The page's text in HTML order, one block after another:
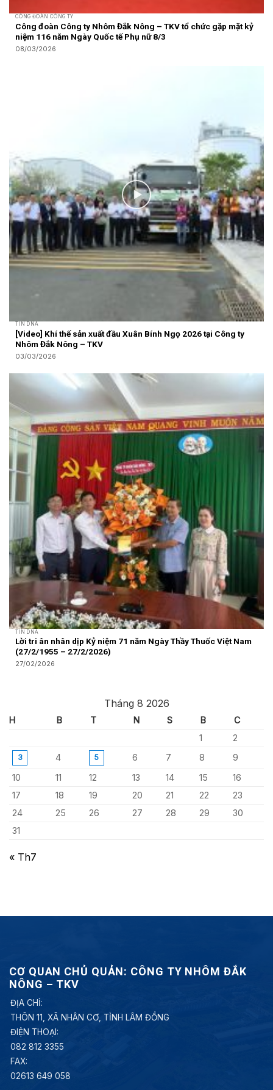
CÔNG ĐOÀN CÔNG TY
Công đoàn Công ty Nhôm Đắk Nông – TKV tổ chức gặp mặt kỷ
niệm 116 năm Ngày Quốc tế Phụ nữ 8/3
08/03/2026
TIN DNA
[Video] Khí thế sản xuất đầu Xuân Bính Ngọ 2026 tại Công ty
Nhôm Đắk Nông – TKV
03/03/2026
TIN DNA
Lời tri ân nhân dịp Kỷ niệm 71 năm Ngày Thầy Thuốc Việt Nam
(27/2/1955 – 27/2/2026)
27/02/2026
Tháng 8 2026
H B T N S B
C
1
2
3 4 5 6 7 8
9
10
11 12 13 14 15
16
17
18 19 20 21 22
23
24
25 26 27 28 29
30
31
« Th7
CƠ QUAN CHỦ QUẢN: CÔNG TY NHÔM ĐẮK
NÔNG – TKV
ĐỊA CHỈ:
THÔN 11, XÃ NHÂN CƠ, TỈNH LÂM ĐỒNG
ĐIỆN THOẠI:
082 812 3355
FAX:
02613 649 058